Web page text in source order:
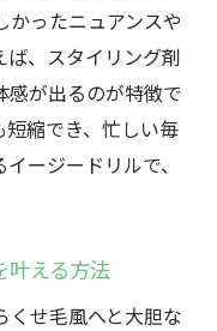
かったニュアンスや
、スタイリング剤
感が出るのが特徴で
縮でき、忙しい毎
ージードリルで、
叶える方法
くせ毛風へと大胆な